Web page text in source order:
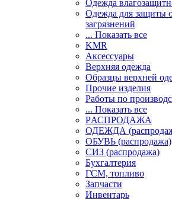
Одежда
Одежда для защиты
загрязнений
... Показать все
KMR
Аксессуары
Верхняя одежда
Образцы верхней
Прочие изделия
Работы по
... Показать все
PАСПРОДАЖА
ОДЕЖДА
ОБУВЬ (распродажа)
СИЗ (распродажа)
Бухгалтерия
ГСМ, топливо
Запчасти
Инвентарь